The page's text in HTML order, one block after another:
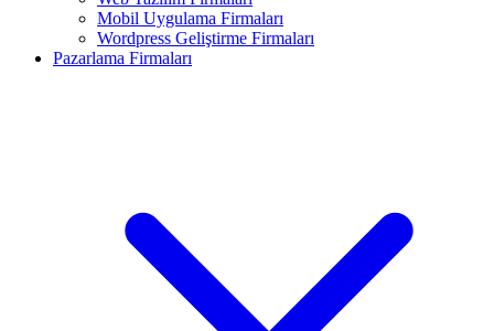
Mobil Uygulama Firmaları
Wordpress Geliştirme Firmaları
Pazarlama Firmaları